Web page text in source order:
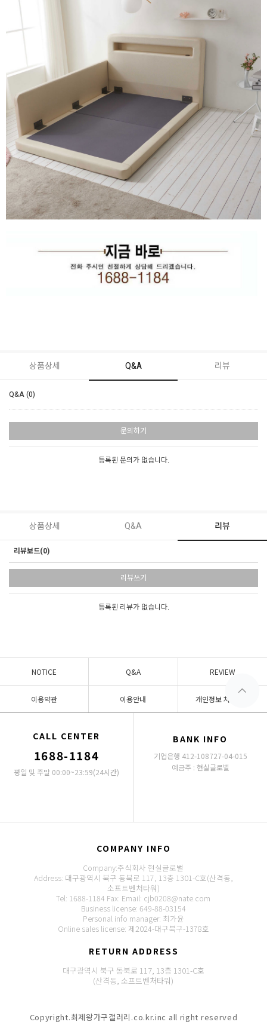
상품상세 Q&A 리뷰
Q&A (0)
문의하기
등록된 문의가 없습니다.
상품상세 Q&A 리뷰
리뷰보드(0)
리뷰쓰기
등록된 리뷰가 없습니다.
NOTICE Q&A REVIEW
이용약관 이용안내 개인정보 처리방침
CALL CENTER
1688-1184
평일 및 주말 00:00~23:59(24시간)
BANK INFO
기업은행 412-108727-04-015
예금주 : 현실글로벌
COMPANY INFO
Company:주식회사 현실글로벌
Address: 대구광역시 북구 동북로 117, 13층 1301-C호(산격동,
소프트벤처타워)
Tel: 1688-1184 Fax: Email: cjb0208@nate.com
Business license: 649-88-03154
Personal info manager: 최가윤
Online sales license: 제2024-대구북구-1378호
RETURN ADDRESS
대구광역시 북구 동북로 117, 13층 1301-C호
(산격동, 소프트벤처타워)
Copyright.최제왕가구갤러리.co.kr.inc all right reserved